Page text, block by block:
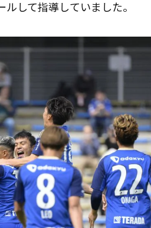
して指導していました。